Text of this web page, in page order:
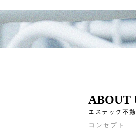
ABOUT
エステック不
コンセプト